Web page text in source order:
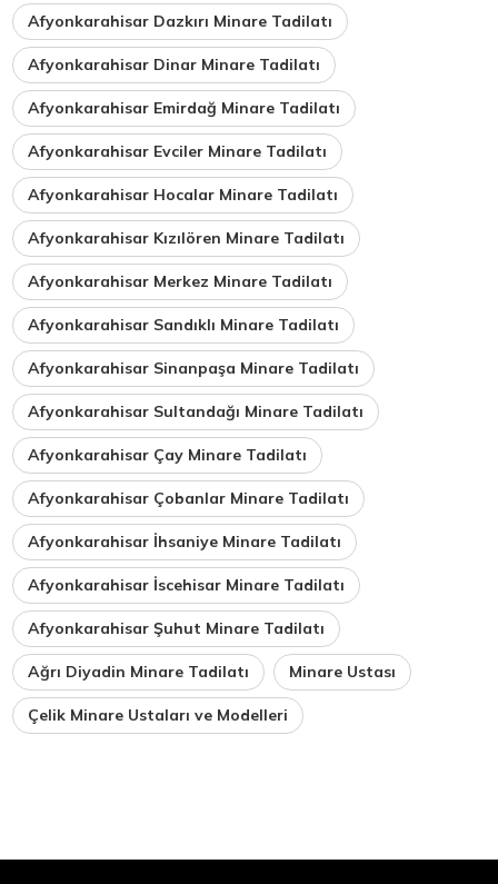
Afyonkarahisar Dazkırı Minare Tadilatı
Afyonkarahisar Dinar Minare Tadilatı
Afyonkarahisar Emirdağ Minare Tadilatı
Afyonkarahisar Evciler Minare Tadilatı
Afyonkarahisar Hocalar Minare Tadilatı
Afyonkarahisar Kızılören Minare Tadilatı
Afyonkarahisar Merkez Minare Tadilatı
Afyonkarahisar Sandıklı Minare Tadilatı
Afyonkarahisar Sinanpaşa Minare Tadilatı
Afyonkarahisar Sultandağı Minare Tadilatı
Afyonkarahisar Çay Minare Tadilatı
Afyonkarahisar Çobanlar Minare Tadilatı
Afyonkarahisar İhsaniye Minare Tadilatı
Afyonkarahisar İscehisar Minare Tadilatı
Afyonkarahisar Şuhut Minare Tadilatı
Ağrı Diyadin Minare Tadilatı Minare Ustası
Çelik Minare Ustaları ve Modelleri